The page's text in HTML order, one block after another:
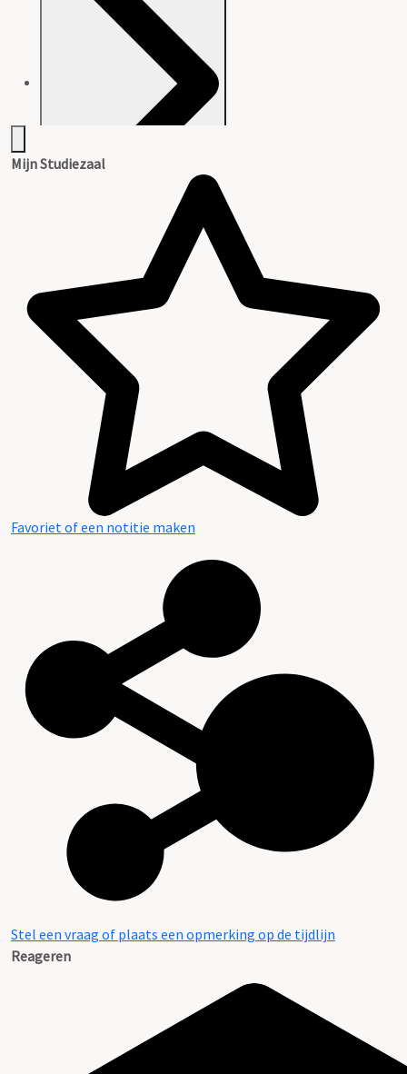
Beschrijving van het archief
Plaatsingslijst
Mijn Studiezaal
Favoriet of een notitie maken
Stel een vraag of plaats een opmerking op de tijdlijn
Reageren